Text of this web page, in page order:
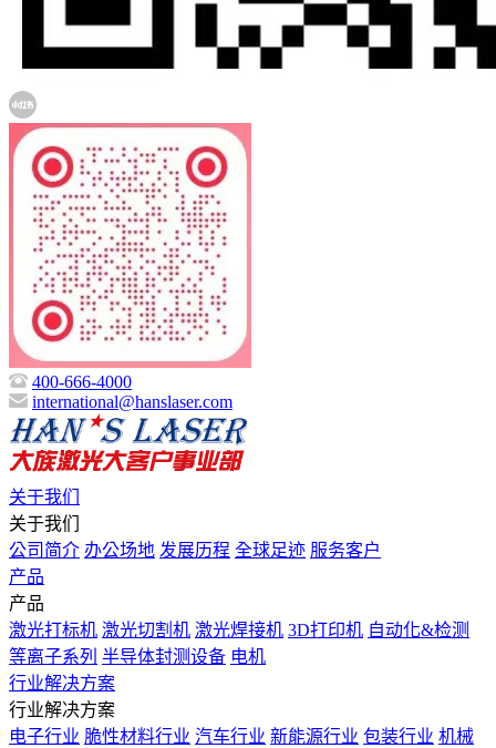
400-666-4000
international@hanslaser.com
关于我们
关于我们
公司简介 办公场地 发展历程 全球足迹 服务客户
产品
产品
激光打标机 激光切割机 激光焊接机 3D打印机 自动化&检测
等离子系列 半导体封测设备 电机
行业解决方案
行业解决方案
电子行业 脆性材料行业 汽车行业 新能源行业 包装行业 机械